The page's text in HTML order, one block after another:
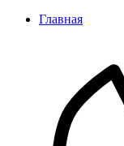
Главная